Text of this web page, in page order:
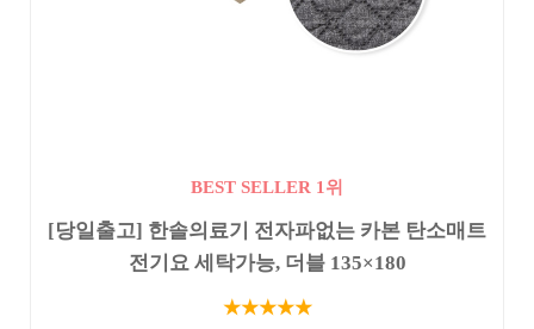
BEST SELLER 1위
[당일출고] 한솔의료기 전자파없는 카본 탄소매트
전기요 세탁가능, 더블 135×180
★★★★★